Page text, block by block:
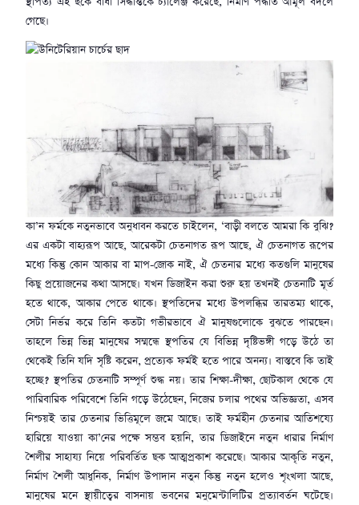
গেছে।
কা’ন ফর্মকে নতুনভাবে অনুধাবন করতে চাইলেন, ‘বাড়ী বলতে আমরা কি বুঝি?
এর একটা বাহ্যরূপ আছে, আরেকটা চেতনাগত রূপ আছে, ঐ চেতনাগত রূপের
মধ্যে কিন্তু কোন আকার বা মাপ-জোক নাই, ঐ চেতনার মধ্যে কতগুলি মানুষের
কিছু প্রয়োজনের কথা আসছে। যখন ডিজাইন করা শুরু হয় তখনই চেতনাটি মূর্ত
হতে থাকে, আকার পেতে থাকে। স্থপতিদের মধ্যে উপলব্ধির তারতম্য থাকে,
সেটা নির্ভর করে তিনি কতটা গভীরভাবে ঐ মানুষগুলোকে বুঝতে পারছেন।
তাহলে ভিন্ন ভিন্ন মানুষের সম্মন্ধে স্থপতির যে বিভিন্ন দৃষ্টিভঙ্গী গড়ে উঠে তা
থেকেই তিনি যদি সৃষ্টি করেন, প্রত্যেক ফর্মই হতে পারে অনন্য। বাস্তবে কি তাই
হচ্ছে? স্থপতির চেতনাটি সম্পূর্ণ শুদ্ধ নয়। তার শিক্ষা-দীক্ষা, ছোটকাল থেকে যে
পারিবারিক পরিবেশে তিনি গড়ে উঠেছেন, নিজের চলার পথের অভিজ্ঞতা, এসব
নিশ্চয়ই তার চেতনার ভিত্তিমূলে জমে আছে। তাই ফর্মহীন চেতনার আতিশয্যে
হারিয়ে যাওয়া কা’নের পক্ষে সম্ভব হয়নি, তার ডিজাইনে নতুন ধারার নির্মাণ
শৈলীর সাহায্য নিয়ে পরিবর্তিত ছক আত্মপ্রকাশ করেছে। আকার আকৃতি নতুন,
নির্মাণ শৈলী আধুনিক, নির্মাণ উপাদান নতুন কিন্তু নতুন হলেও শৃংখলা আছে,
মানুষের মনে স্থায়ীত্বের বাসনায় ভবনের মনুমেন্টালিটির প্রত্যাবর্তন ঘটেছে।